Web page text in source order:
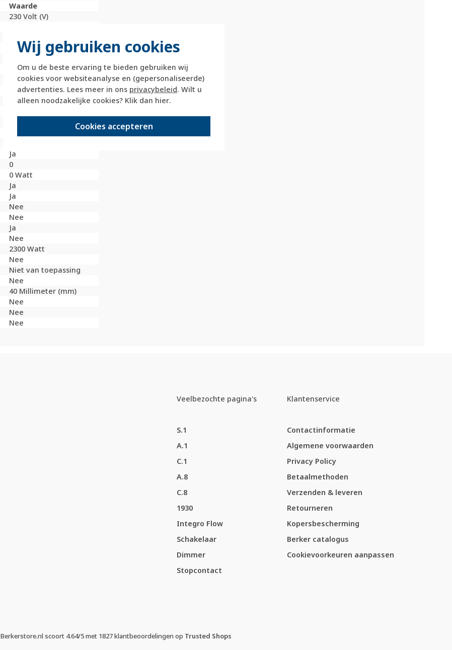
Wij gebruiken cookies
Om u de beste ervaring te bieden gebruiken wij
cookies voor websiteanalyse en (gepersonaliseerde)
advertenties. Lees meer in ons privacybeleid. Wilt u
alleen noodzakelijke cookies? Klik dan hier.
Cookies accepteren
Waarde
230 Volt (V)
Overig
Relais en HVAC-relais
Overig
10 Ampère (A)
50 - 60 Hertz
Ja
0
0 Watt
Ja
Ja
Nee
Nee
Ja
Nee
2300 Watt
Nee
Niet van toepassing
Nee
40 Millimeter (mm)
Nee
Nee
Nee
Veelbezochte pagina's
S.1
A.1
C.1
A.8
C.8
1930
Integro Flow
Schakelaar
Dimmer
Stopcontact
Klantenservice
Contactinformatie
Algemene voorwaarden
Privacy Policy
Betaalmethoden
Verzenden & leveren
Retourneren
Kopersbescherming
Berker catalogus
Cookievoorkeuren aanpassen
Berkerstore.nl scoort 4.64/5met 1827klantbeoordelingen op Trusted Shops